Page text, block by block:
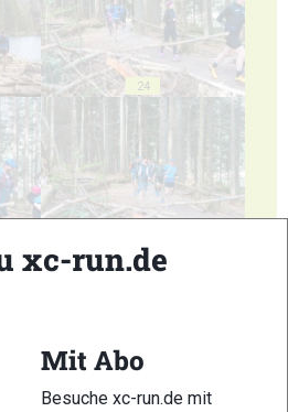
24
26
28
xc-run.de
Mit Abo
Besuche xc-run.de mit